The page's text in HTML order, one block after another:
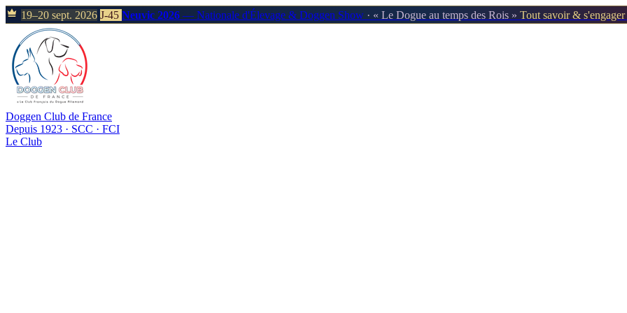
19–20 sept. 2026 J-45 Neuvic 2026 — Nationale d'Élevage & Doggen Show · « Le Dogue au temps des Rois » Tout savoir &
Doggen Club de France
Depuis 1923 · SCC · FCI
Le Club